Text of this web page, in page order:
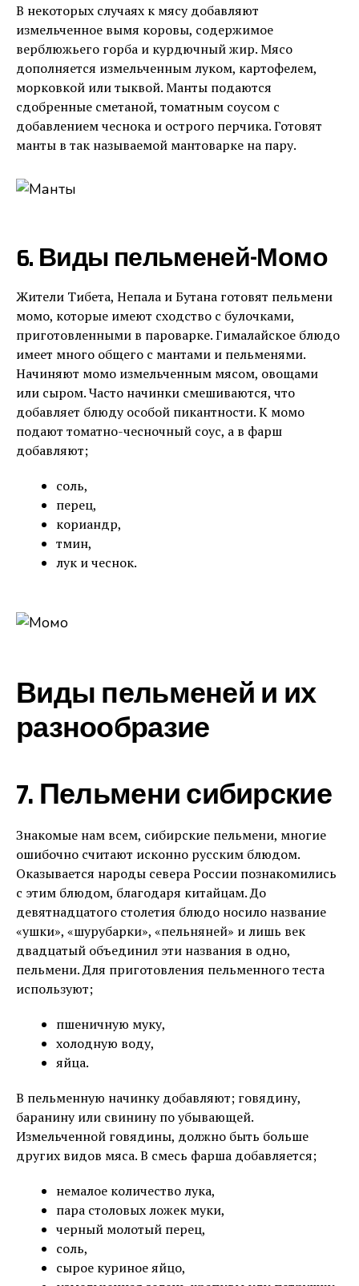
В некоторых случаях к мясу добавляют
измельченное вымя коровы, содержимое
верблюжьего горба и курдючный жир. Мясо
дополняется измельченным луком, картофелем,
морковкой или тыквой. Манты подаются
сдобренные сметаной, томатным соусом с
добавлением чеснока и острого перчика. Готовят
манты в так называемой мантоварке на пару.
6. Виды пельменей-Момо
Жители Тибета, Непала и Бутана готовят пельмени
момо, которые имеют сходство с булочками,
приготовленными в пароварке. Гималайское блюдо
имеет много общего с мантами и пельменями.
Начиняют момо измельченным мясом, овощами
или сыром. Часто начинки смешиваются, что
добавляет блюду особой пикантности. К момо
подают томатно-чесночный соус, а в фарш
добавляют;
соль,
перец,
кориандр,
тмин,
лук и чеснок.
Виды пельменей и их
разнообразие
7. Пельмени сибирские
Знакомые нам всем, сибирские пельмени, многие
ошибочно считают исконно русским блюдом.
Оказывается народы севера России познакомились
с этим блюдом, благодаря китайцам. До
девятнадцатого столетия блюдо носило название
«ушки», «шурубарки», «пельняней» и лишь век
двадцатый объединил эти названия в одно,
пельмени. Для приготовления пельменного теста
используют;
пшеничную муку,
холодную воду,
яйца.
В пельменную начинку добавляют; говядину,
баранину или свинину по убывающей.
Измельченной говядины, должно быть больше
других видов мяса. В смесь фарша добавляется;
немалое количество лука,
пара столовых ложек муки,
черный молотый перец,
соль,
сырое куриное яйцо,